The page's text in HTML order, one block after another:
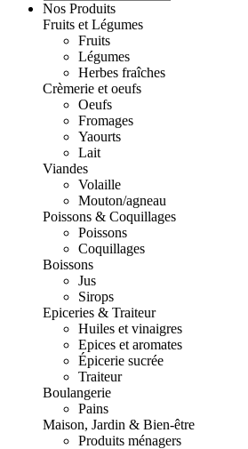
Nos Produits
Fruits et Légumes
Fruits
Légumes
Herbes fraîches
Crèmerie et oeufs
Oeufs
Fromages
Yaourts
Lait
Viandes
Volaille
Mouton/agneau
Poissons & Coquillages
Poissons
Coquillages
Boissons
Jus
Sirops
Epiceries & Traiteur
Huiles et vinaigres
Epices et aromates
Épicerie sucrée
Traiteur
Boulangerie
Pains
Maison, Jardin & Bien-être
Produits ménagers